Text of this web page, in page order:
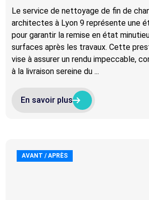
Le service de nettoyage de fin de
architectes à Lyon 9 représente une
pour garantir la remise en état
surfaces après les travaux. Cette
vise à assurer un rendu impeccable,
à la livraison sereine du ...
En savoir plus
arrow_right_altarrow_right_alt
AVANT / APRÈS